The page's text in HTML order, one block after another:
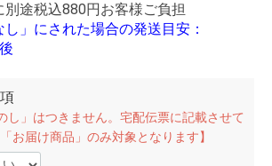
途税込880円お客様ご負担
」にされた場合の発送目安：
し」はつきません。宅配伝票に記載させて
お届け商品」のみ対象となります】